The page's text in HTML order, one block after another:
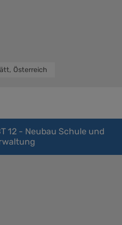
Österreich
12 - Neubau Schule und